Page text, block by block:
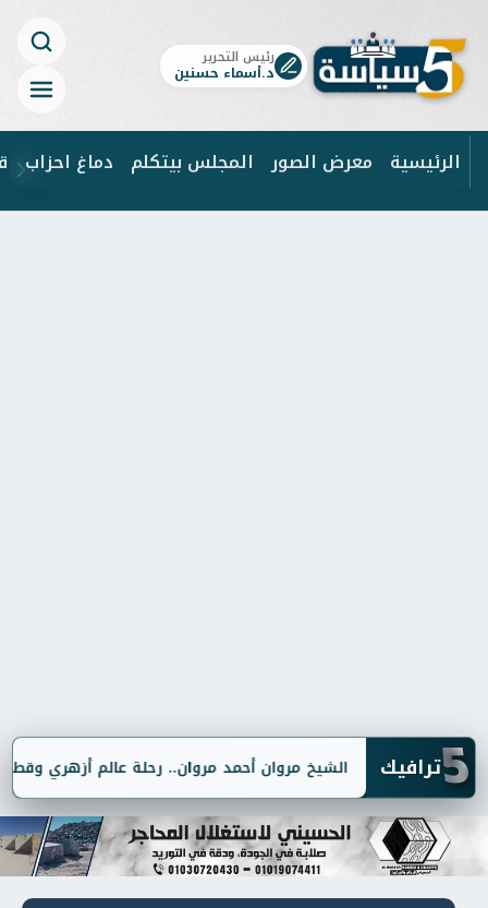
رئيس التحرير
د.أسماء حسنين
الرئيسية معرض الصور المجلس بيتكلم دماغ احزاب
5ترافيكالشيخ مروان أحمد مروان.. رحلة عالم أزهري وقطب "خلوتي"